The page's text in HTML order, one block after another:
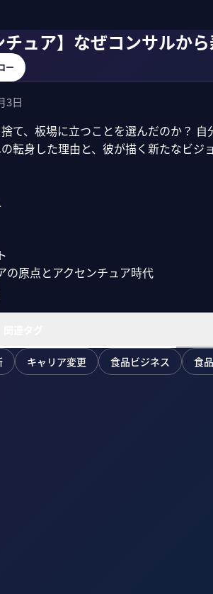
チュア】なぜコンサルか
ー
3日
て、板場に立つことを選んだのか？
転身した理由と、彼が描く新たなビジ
の原点とアクセンチュア時代
キャリア変更 食品ビジネス 食